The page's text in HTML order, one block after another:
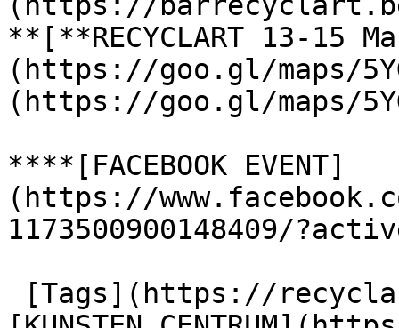
**[**RECYCLART 13-15
(https://goo.gl/maps/
(https://goo.gl/maps/
****[FACEBOOK EVENT]
(https://
1173500900148409/